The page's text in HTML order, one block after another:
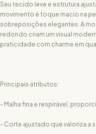
Seu tecido leve e estrutura
movimento e toque macio na
sobreposições elegantes. A
redondo criam um visual
praticidade com charme em
Principais atributos:
- Malha fina e respirável,
- Corte ajustado que valoriza a